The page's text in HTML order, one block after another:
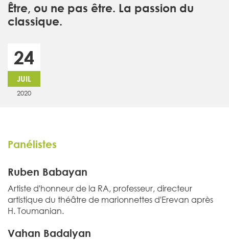
Être, ou ne pas être. La passion du
classique.
24
JUIL
2020
Panélistes
Ruben Babayan
Artiste d'honneur de la RA, professeur, directeur
artistique du théâtre de marionnettes d'Erevan après
H. Toumanian.
Vahan Badalyan